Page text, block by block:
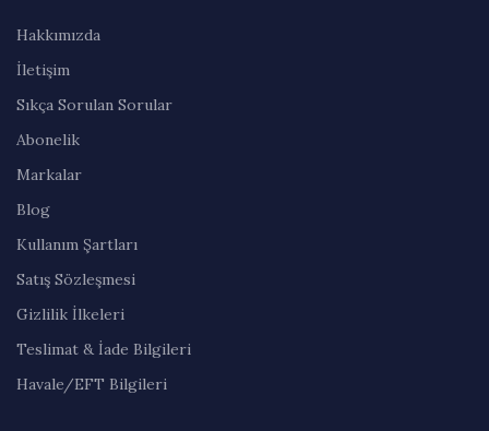
Hakkımızda
İletişim
Sıkça Sorulan Sorular
Abonelik
Markalar
Blog
Kullanım Şartları
Satış Sözleşmesi
Gizlilik İlkeleri
Teslimat & İade Bilgileri
Havale/EFT Bilgileri